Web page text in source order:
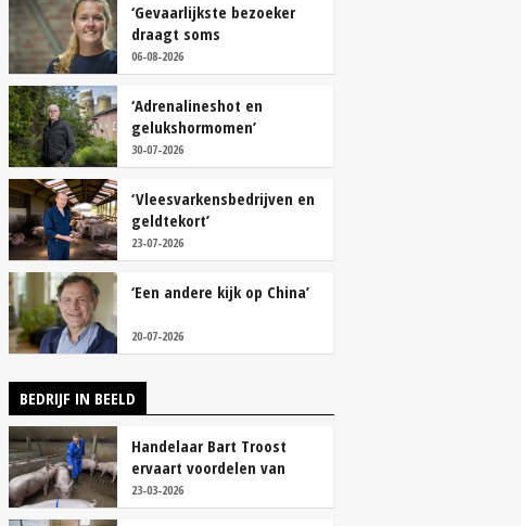
‘Gevaarlijkste bezoeker
draagt soms
overschoenen’
06-08-2026
‘Adrenalineshot en
gelukshormomen’
30-07-2026
‘Vleesvarkensbedrijven en
geldtekort’
23-07-2026
‘Een andere kijk op China’
20-07-2026
BEDRIJF IN BEELD
Handelaar Bart Troost
ervaart voordelen van
coöperatieve voerfusie
23-03-2026